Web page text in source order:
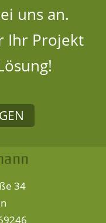
uns an.
Ihr Projekt
34